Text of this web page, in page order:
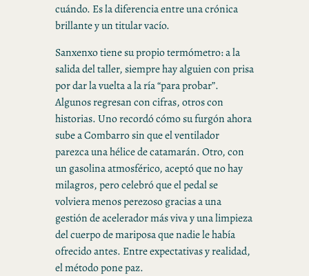
cuándo. Es la diferencia entre una crónica
brillante y un titular vacío.
Sanxenxo tiene su propio termómetro: a la
salida del taller, siempre hay alguien con prisa
por dar la vuelta a la ría “para probar”.
Algunos regresan con cifras, otros con
historias. Uno recordó cómo su furgón ahora
sube a Combarro sin que el ventilador
parezca una hélice de catamarán. Otro, con
un gasolina atmosférico, aceptó que no hay
milagros, pero celebró que el pedal se
volviera menos perezoso gracias a una
gestión de acelerador más viva y una limpieza
del cuerpo de mariposa que nadie le había
ofrecido antes. Entre expectativas y realidad,
el método pone paz.